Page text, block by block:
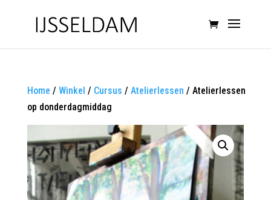
Home / Winkel / Cursus / Atelierlessen / Atelierlessen
op donderdagmiddag